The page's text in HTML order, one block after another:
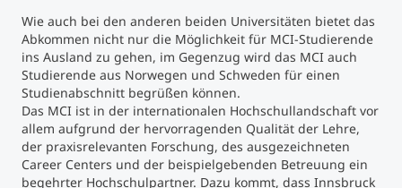
Wie auch bei den anderen beiden Universitäten bietet das
Abkommen nicht nur die Möglichkeit für MCI-Studierende
ins Ausland zu gehen, im Gegenzug wird das MCI auch
Studierende aus Norwegen und Schweden für einen
Studienabschnitt begrüßen können.
Das MCI ist in der internationalen Hochschullandschaft vor
allem aufgrund der hervorragenden Qualität der Lehre,
der praxisrelevanten Forschung, des ausgezeichneten
Career Centers und der beispielgebenden Betreuung ein
begehrter Hochschulpartner. Dazu kommt, dass Innsbruck